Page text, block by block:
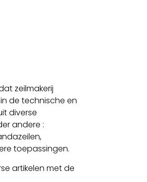
zeilmakerij
de technische en
diverse
andere :
toepassingen.
artikelen met de